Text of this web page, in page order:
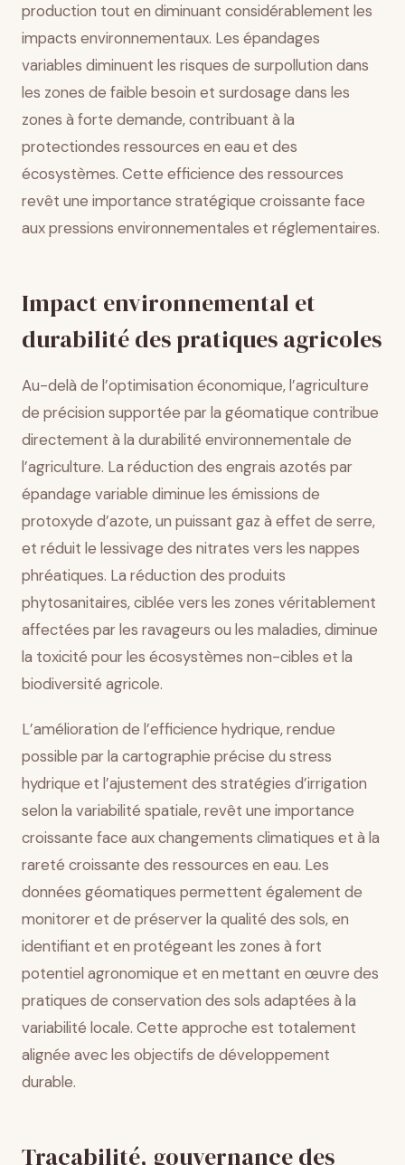
production tout en diminuant considérablement les
impacts environnementaux. Les épandages
variables diminuent les risques de surpollution dans
les zones de faible besoin et surdosage dans les
zones à forte demande, contribuant à la
protectiondes ressources en eau et des
écosystèmes. Cette efficience des ressources
revêt une importance stratégique croissante face
aux pressions environnementales et réglementaires.
Impact environnemental et
durabilité des pratiques agricoles
Au-delà de l’optimisation économique, l’agriculture
de précision supportée par la géomatique contribue
directement à la durabilité environnementale de
l’agriculture. La réduction des engrais azotés par
épandage variable diminue les émissions de
protoxyde d’azote, un puissant gaz à effet de serre,
et réduit le lessivage des nitrates vers les nappes
phréatiques. La réduction des produits
phytosanitaires, ciblée vers les zones véritablement
affectées par les ravageurs ou les maladies, diminue
la toxicité pour les écosystèmes non-cibles et la
biodiversité agricole.
L’amélioration de l’efficience hydrique, rendue
possible par la cartographie précise du stress
hydrique et l’ajustement des stratégies d’irrigation
selon la variabilité spatiale, revêt une importance
croissante face aux changements climatiques et à la
rareté croissante des ressources en eau. Les
données géomatiques permettent également de
monitorer et de préserver la qualité des sols, en
identifiant et en protégeant les zones à fort
potentiel agronomique et en mettant en œuvre des
pratiques de conservation des sols adaptées à la
variabilité locale. Cette approche est totalement
alignée avec les objectifs de développement
durable.
Traçabilité, gouvernance des